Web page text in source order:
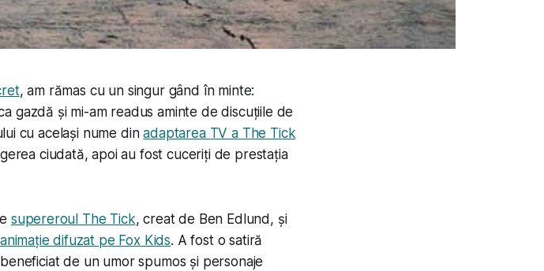
, am rămas cu un singur gând în minte:
gazdă și mi-am readus aminte de discuțiile de
cu același nume dinadaptarea TV a The Tick
ciudată, apoi au fost cuceriți de prestația
supereroul The Tick, creat de Ben Edlund, și
difuzat pe Fox Kids. A fost o satiră
de un umor spumos și personaje